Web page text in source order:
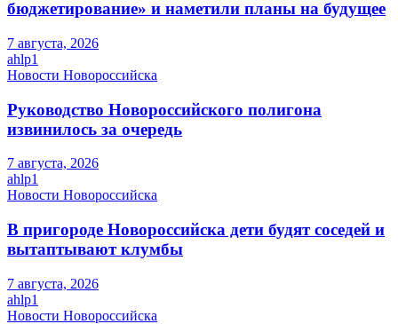
бюджетирование» и наметили планы на будущее
7 августа, 2026
ahlp1
Новости Новороссийска
Руководство Новороссийского полигона
извинилось за очередь
7 августа, 2026
ahlp1
Новости Новороссийска
В пригороде Новороссийска дети будят соседей и
вытаптывают клумбы
7 августа, 2026
ahlp1
Новости Новороссийска